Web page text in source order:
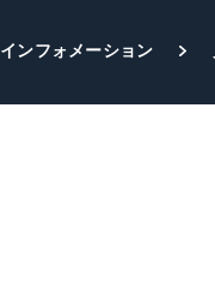
インフォメーション